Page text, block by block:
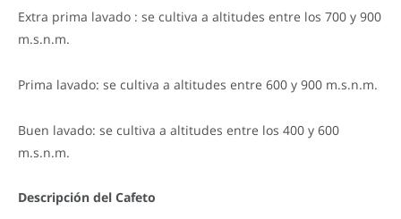
Extra prima lavado : se cultiva a altitudes entre los 700 y 900
m.s.n.m.
Prima lavado: se cultiva a altitudes entre 600 y 900 m.s.n.m.
Buen lavado: se cultiva a altitudes entre los 400 y 600
m.s.n.m.
Descripción del Cafeto